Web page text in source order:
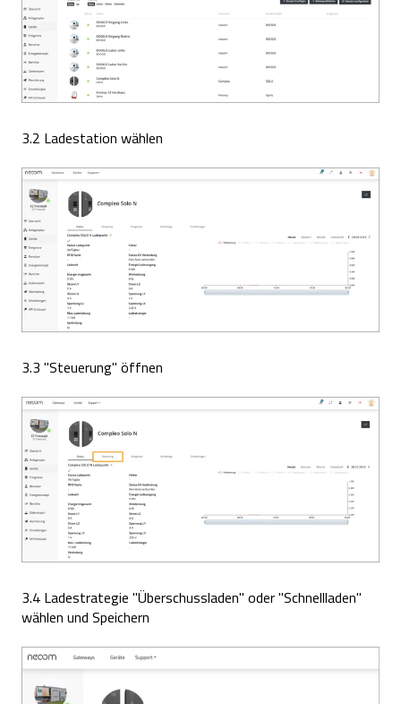
3.2 Ladestation wählen
3.3 "Steuerung" öffnen
3.4 Ladestrategie "Überschussladen" oder "Schnellladen"
wählen und Speichern